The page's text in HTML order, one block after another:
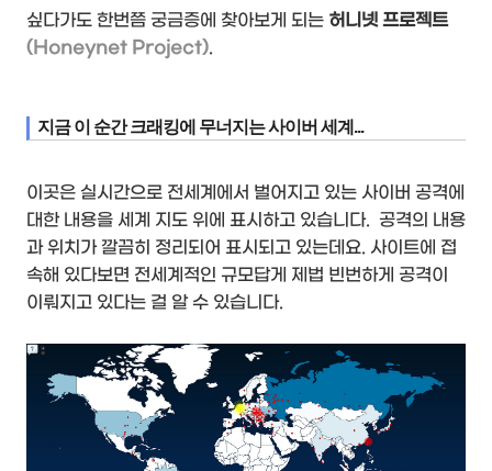
싶다가도 한번쯤 궁금증에 찾아보게 되는 허니넷 프로젝트
(Honeynet Project).
지금 이 순간 크래킹에 무너지는 사이버 세계...
이곳은 실시간으로 전세계에서 벌어지고 있는 사이버 공격에
대한 내용을 세계 지도 위에 표시하고 있습니다. 공격의 내용
과 위치가 깔끔히 정리되어 표시되고 있는데요. 사이트에 접
속해 있다보면 전세계적인 규모답게 제법 빈번하게 공격이
이뤄지고 있다는 걸 알 수 있습니다.